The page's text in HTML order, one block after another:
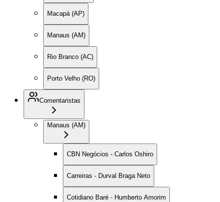
Macapá (AP)
Manaus (AM)
Rio Branco (AC)
Porto Velho (RO)
Comentaristas
Manaus (AM)
CBN Negócios - Carlos Oshiro
Carreiras - Durval Braga Neto
Cotidiano Baré - Humberto Amorim